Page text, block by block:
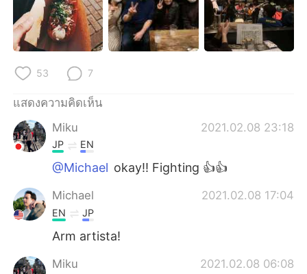
53 7
แสดงความคิดเห็น
Miku
2021.02.08 23:18
JP EN
@Michael okay!! Fighting 👍👍
Michael 2021.02.08 17:04
EN JP
Arm artista!
Miku 2021.02.08 06:08